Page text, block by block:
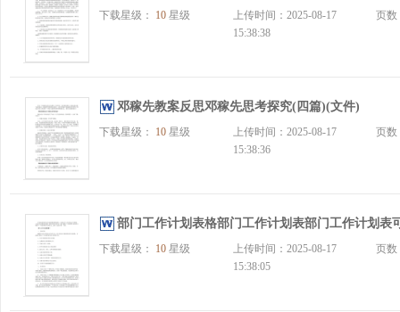
下载星级： 10 星级
上传时间：2025-08-17
15:38:38
页
邓稼先教案反思邓稼先思考探究(四篇)(文件)
下载星级： 10 星级
上传时间：2025-08-17
15:38:36
页
部门工作计划表格部门工作计划表部门工作计划表
下载星级： 10 星级
上传时间：2025-08-17
15:38:05
页